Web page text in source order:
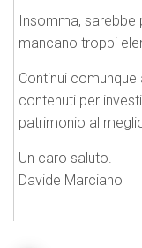
Insomma,
mancano troppi
Continui
contenuti per
patrimonio al
Un caro saluto.
Davide Marciano